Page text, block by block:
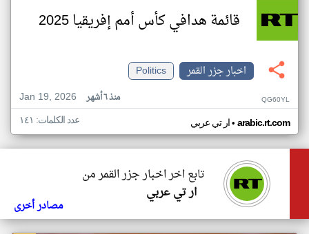
قائمة هدافي كأس أمم إفريقيا 2025
اخبار جزر القمر
Politics
Jan 19, 2026
منذ ٦ أشهر QG60YL
ار تي عربي• arabic.rt.com عدد الكلمات: ١٤١
تابع اخر اخبار جزر القمر من
ار تي عربي
مصادر أخرى